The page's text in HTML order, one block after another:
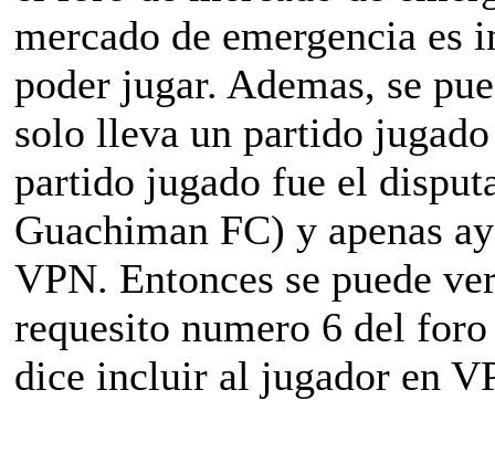
mercado de emergencia
poder jugar. Ademas, se
solo lleva un partido
partido jugado fue el
Guachiman FC) y apenas
VPN. Entonces se puede
requesito numero 6 del
dice incluir al jugador en